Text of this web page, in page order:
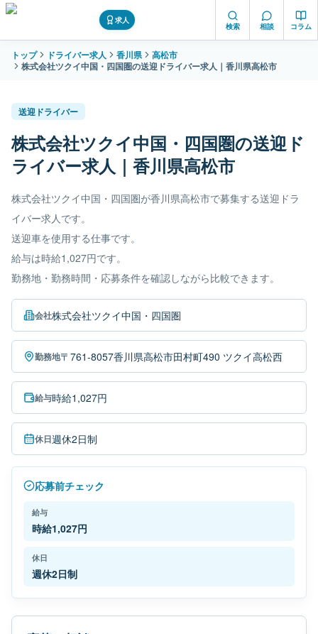
求人
検索 相談 コラム
トップ ドライバー求人 香川県
高松市
株式会社ツクイ中国・四国圏の送迎ドライバー求人｜香川県高松市
送迎ドライバー
株式会社ツクイ中国・四国圏の送迎ド
ライバー求人｜香川県高松市
株式会社ツクイ中国・四国圏が香川県高松市で募集する送迎ドラ
イバー求人です。
送迎車を使用する仕事です。
給与は時給1,027円です。
勤務地・勤務時間・応募条件を確認しながら比較できます。
会社株式会社ツクイ中国・四国圏
勤務地〒761-8057香川県高松市田村町490 ツクイ高松西
給与時給1,027円
休日週休2日制
応募前チェック
給与
時給1,027円
休日
週休2日制